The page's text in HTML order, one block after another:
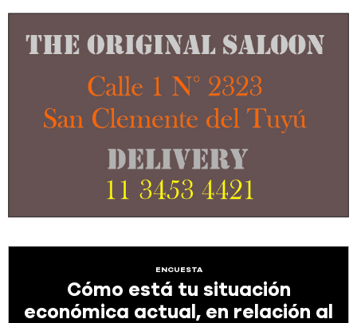
ENCUESTA
Cómo está tu situación
económica actual, en relación al